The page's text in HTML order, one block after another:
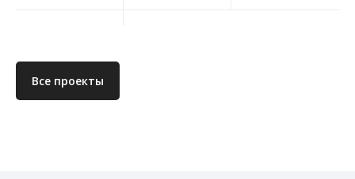
Все проекты